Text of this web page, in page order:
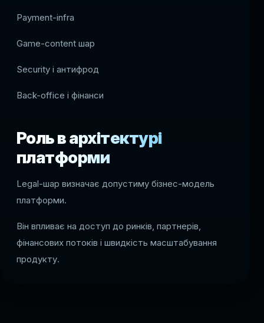
Payment-infra
Game-content шар
Security і антифрод
Back-office і фінанси
Роль в архітектурі
платформи
Legal-шар визначає допустиму бізнес-модель
платформи.
Він впливає на доступ до ринків, партнерів,
фінансових потоків і швидкість масштабування
продукту.